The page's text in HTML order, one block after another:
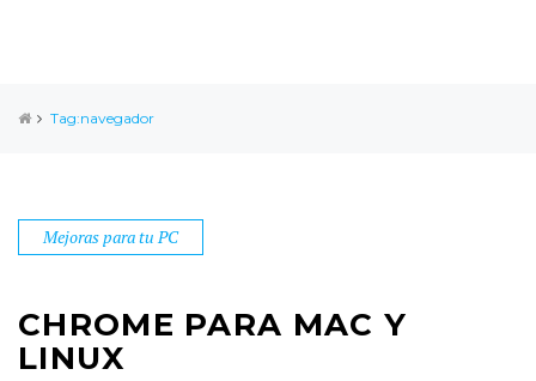
Tag:navegador
Mejoras para tu PC
CHROME PARA MAC Y
LINUX